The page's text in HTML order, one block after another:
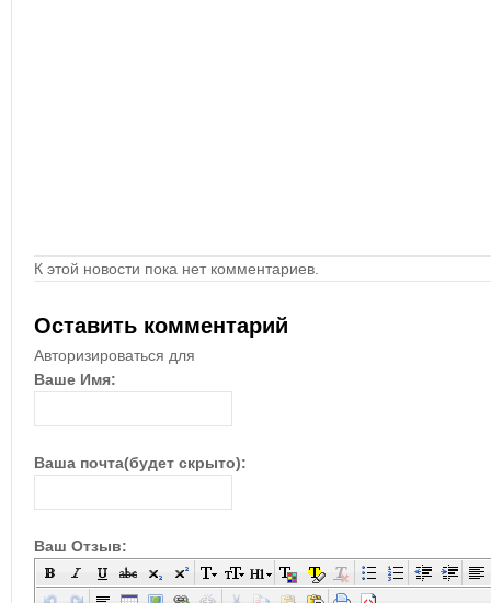
К этой новости пока нет комментариев.
Оставить комментарий
Авторизироваться для
Ваше Имя:
Ваша почта(будет скрыто):
Ваш Отзыв: